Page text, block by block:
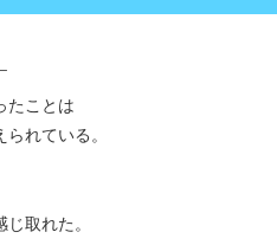
たことは
れている。
取れた。